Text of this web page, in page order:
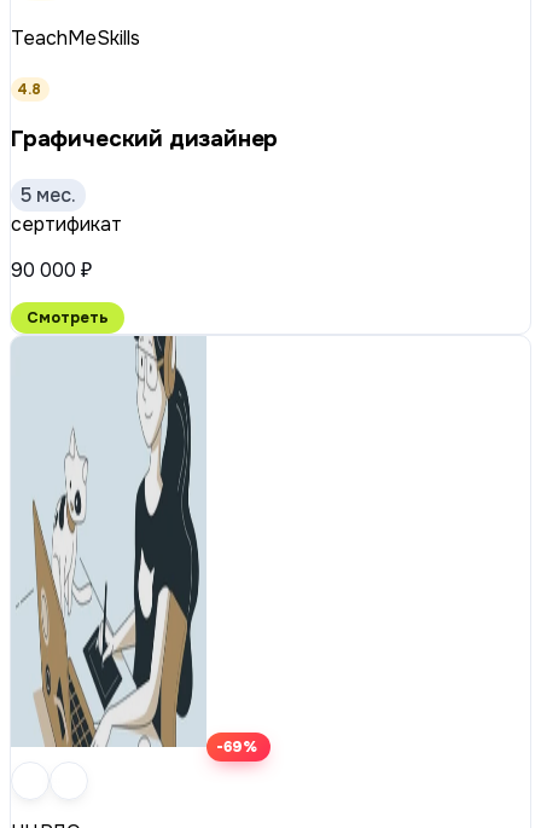
TeachMeSkills
4.8
Графический дизайнер
5 мес.
сертификат
90 000 ₽
Смотреть
-69%